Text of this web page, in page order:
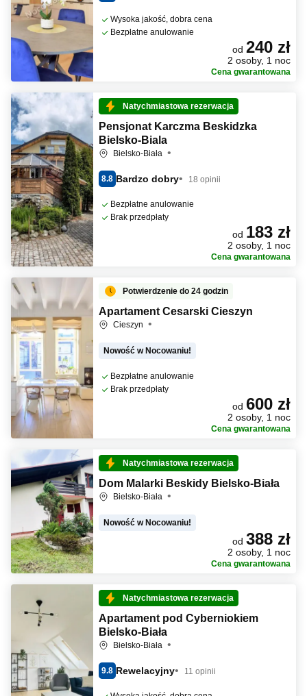
Wysoka jakość, dobra cena
Bezpłatne anulowanie
od 240 zł
2 osoby, 1 noc
Cena gwarantowana
Natychmiastowa rezerwacja
Pensjonat Karczma Beskidzka
Bielsko-Biala
Bielsko-Biała
8.8 Bardzo dobry 18 opinii
Bezpłatne anulowanie
Brak przedpłaty
od 183 zł
2 osoby, 1 noc
Cena gwarantowana
Potwierdzenie do 24 godzin
Apartament Cesarski Cieszyn
Cieszyn
Nowość w Nocowaniu!
Bezpłatne anulowanie
Brak przedpłaty
od 600 zł
2 osoby, 1 noc
Cena gwarantowana
Natychmiastowa rezerwacja
Dom Malarki Beskidy Bielsko-Biała
Bielsko-Biała
Nowość w Nocowaniu!
od 388 zł
2 osoby, 1 noc
Cena gwarantowana
Natychmiastowa rezerwacja
Apartament pod Cyberniokiem
Bielsko-Biała
Bielsko-Biała
9.8 Rewelacyjny 11 opinii